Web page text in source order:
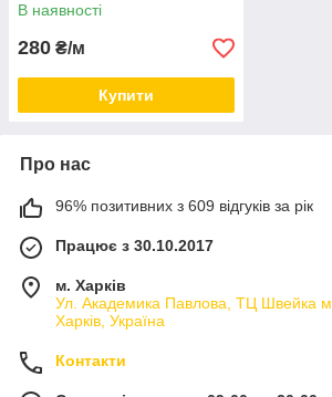
В наявності
280 ₴/м
Купити
Про нас
96% позитивних з 609 відгуків за рік
Працює з 30.10.2017
м. Харків
Ул. Академика Павлова, ТЦ Швейка
Харків, Україна
Контакти